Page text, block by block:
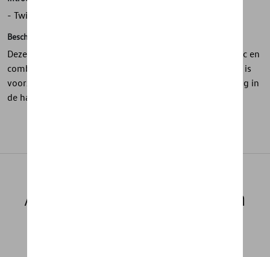
- Twist-action balpen gemaakt van biobased plastic
Beschrijving
Deze twist-action balpen is gemaakt van biobased plastic en
combineert duurzaamheid met een strak design. De pen is
voorzien van bedrukte ID.-letters op de clip en ligt prettig in
de hand voor dagelijks gebruik.
Aanbevolen producten